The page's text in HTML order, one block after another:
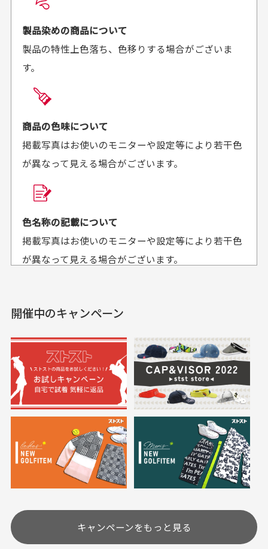
がとうございます。丁寧
に梱包されていて、商品
の状態も良好でした。気
があればよろしくお願い
来ました。またお願いし
セールかつポイント
も使えて、お得に購
入出来ました
セールかつポイントも使
満足です。
おります
欲しかったスカートが購
30代女性
高価なブルゾンがお
高価なブルゾンがお安く
購入できました。状態も
30代女性
いつも素敵な商品を
す
美品です。いつも素敵な
商品をありがとうござい
お届け希望日時をご指定頂けます。
ご注文時にご指定下さい。
商品の受け渡しは、ゆうパックでの配送のみとさせて
頂いております。
商品購入からどれくらいで発送してもらえます
か？
平日午前9時までのご注文で最短当日発送させて頂いて
おります。
せて頂いております。
送料はいくらかかりますか？
何点ご購入頂いた場合も全国一律で800円とさせて頂
いております。(1配送先につき)
また5,000円(税込)以上お買い物をして頂けた場合は送
※必ず１つのショッピングカートに複数商品を入れて
ご注文下さいませ。
定休日はありますか？
土.日.祝日は定休日となっております。
その他の休日につきましてはサイト上にて告知させて
頂きます。
製品染めの商品について
製品の特性上色落ち、色移りする場合がございま
す。
商品の色味について
掲載写真はお使いのモニターや設定等により若干色
が異なって見える場合がございます。
色名称の記載について
掲載写真はお使いのモニターや設定等により若干色
が異なって見える場合がございます。
実寸サイズについて
一点一点手作業で計測しておりますので、若干の誤
差が生じる場合がございます。
においについて
ユーズド商品の特性故、メンテンスを行っておりま
すが、におい（煙草、香水、お香、古着特有の香
り、柔軟剤等)が付着している場合がございます。
付属品について
開催中のキャンペーン
キャンペーンをもっと見る